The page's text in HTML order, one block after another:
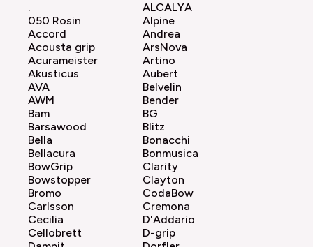
.
050 Rosin
Accord
Acousta grip
Acurameister
Akusticus
ALCALYA
Alpine
Andrea
ArsNova
Artino
Aubert
AVA
AWM
Bam
Barsawood
Bella
Bellacura
Belvelin
Bender
BG
Blitz
Bonacchi
Bonmusica
BowGrip
Bowstopper
Bromo
Carlsson
Cecilia
Cellobrett
Clarity
Clayton
CodaBow
Cremona
D'Addario
D-grip